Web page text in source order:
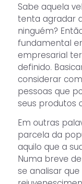
Sabe aquela
tenta agradar
ninguém?
fundamental
empresarial
definido.
considerar
pessoas que
seus produtos
Em outras
parcela da
aquilo que a
Numa breve
se analisar